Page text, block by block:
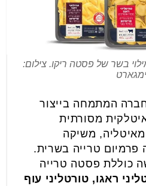
בשר של פסטה ריקו. צילום:
המתמחה בייצור
מסורתית
מאיטליה, משיקה
טרייה בשרית.
כוללת פסטה טרייה
ראגו, טורטליני עוף